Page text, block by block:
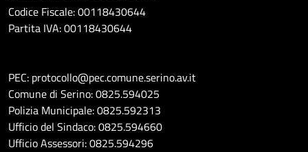
Codice Fiscale: 00118430644
Partita IVA: 00118430644
PEC: protocollo@pec.comune.serino.av.it
Comune di Serino: 0825.594025
Polizia Municipale: 0825.592313
Ufficio del Sindaco: 0825.594660
Ufficio Assessori: 0825.594296